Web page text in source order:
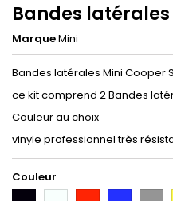
Bandes latérales
MarqueMini
Bandes latérales Mini Cooper S
ce kit comprend 2 Bandes
Couleur au choix
vinyle professionnel très
Couleur